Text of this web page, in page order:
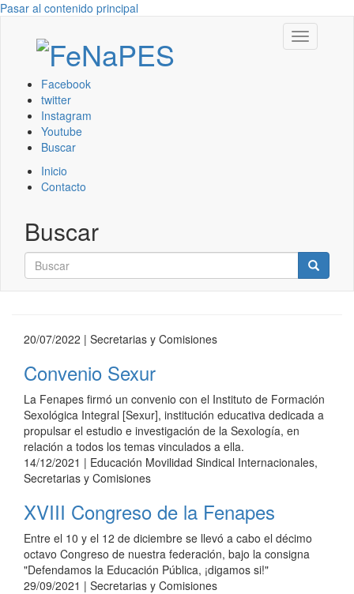
Pasar al contenido principal
Toggle
navigation
Facebook
twitter
Instagram
Youtube
Buscar
Inicio
Contacto
Buscar
Buscar Buscar
20/07/2022 | Secretarias y Comisiones
Convenio Sexur
La Fenapes firmó un convenio con el Instituto de Formación
Sexológica Integral [Sexur], institución educativa dedicada a
propulsar el estudio e investigación de la Sexología, en
relación a todos los temas vinculados a ella.
14/12/2021 | Educación Movilidad Sindical Internacionales,
Secretarias y Comisiones
XVIII Congreso de la Fenapes
Entre el 10 y el 12 de diciembre se llevó a cabo el décimo
octavo Congreso de nuestra federación, bajo la consigna
"Defendamos la Educación Pública, ¡digamos si!"
29/09/2021 | Secretarias y Comisiones